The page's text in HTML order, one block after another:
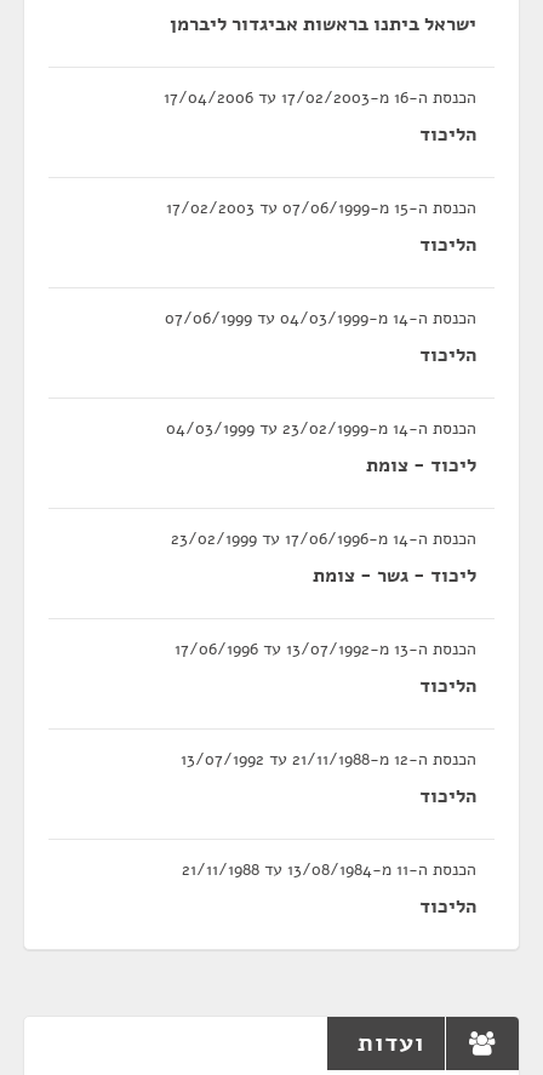
ישראל ביתנו בראשות אביגדור ליברמן
הכנסת ה-16 מ-17/02/2003 עד 17/04/2006
הליכוד
הכנסת ה-15 מ-07/06/1999 עד 17/02/2003
הליכוד
הכנסת ה-14 מ-04/03/1999 עד 07/06/1999
הליכוד
הכנסת ה-14 מ-23/02/1999 עד 04/03/1999
ליכוד - צומת
הכנסת ה-14 מ-17/06/1996 עד 23/02/1999
ליכוד - גשר - צומת
הכנסת ה-13 מ-13/07/1992 עד 17/06/1996
הליכוד
הכנסת ה-12 מ-21/11/1988 עד 13/07/1992
הליכוד
הכנסת ה-11 מ-13/08/1984 עד 21/11/1988
הליכוד
ועדות